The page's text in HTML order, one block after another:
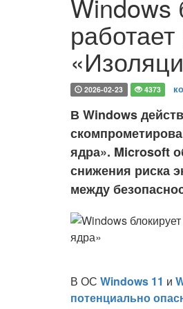
Windows
2026-02-23 4373
В Windows
ядра». Microsoft
снижения риска
между
В ОС Windows 11 и
потенциально